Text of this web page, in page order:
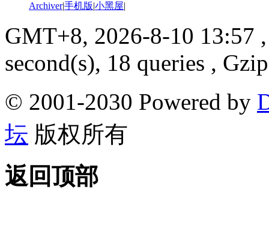
Archiver|手机版|小黑屋|
GMT+8, 2026-8-10 13:57
second(s), 18 queries ,
© 2001-2030 Powered by
坛 版权所有
返回顶部